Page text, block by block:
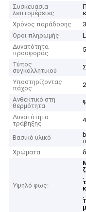
Συσκευασία
λεπτομέρειες
Χρόνος παράδοσης
Όροι πληρωμής
Δυνατότητα
προσφοράς
Τύπος
συγκολλητικού
Υποστηρίζοντας
πάχος
Ανθεκτικό στη
θερμότητα
Δυνατότητα
τράβηξης
Βασικό υλικό
Χρώματα
Υψηλό φως:
,
,